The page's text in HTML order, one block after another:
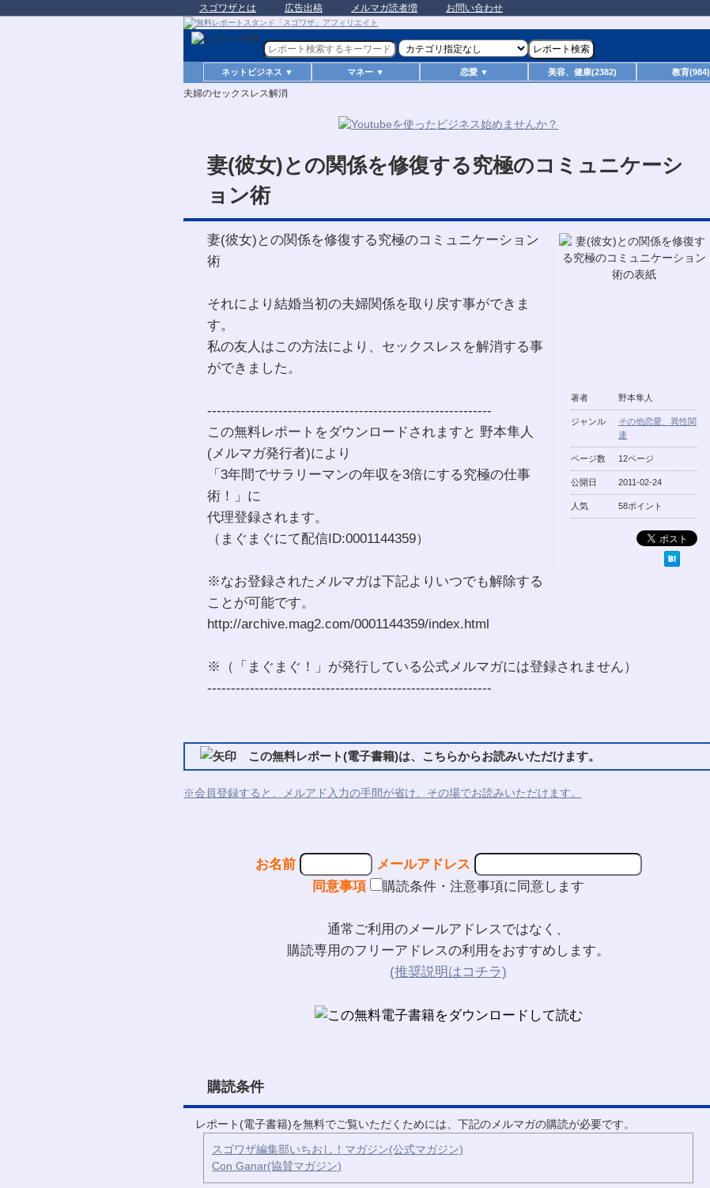
スゴワザとは 広告出稿 メルマガ読者増 お問い合わせ
ネットビジネス ▼ マネー ▼ 恋愛 ▼ 美容、健康(2382) 教育(984)
夫婦のセックスレス解消
妻(彼女)との関係を修復する究極のコミュニケーシ
ョン術
著者 野本隼人
ジャンル
その他恋愛、異性関
連
ページ数 12ページ
公開日 2011-02-24
人気 58ポイント
妻(彼女)との関係を修復する究極のコミュニケーション
術
それにより結婚当初の夫婦関係を取り戻す事ができま
す。
私の友人はこの方法により、セックスレスを解消する事
ができました。
------------------------------------------------------------
この無料レポートをダウンロードされますと 野本隼人
(メルマガ発行者)により
「3年間でサラリーマンの年収を3倍にする究極の仕事
術！」に
代理登録されます。
（まぐまぐにて配信ID:0001144359）
※なお登録されたメルマガは下記よりいつでも解除する
ことが可能です。
http://archive.mag2.com/0001144359/index.html
※（「まぐまぐ！」が発行している公式メルマガには登録されません）
------------------------------------------------------------
この無料レポート(電子書籍)は、こちらからお読みいただけます。
※会員登録すると、メルアド入力の手間が省け、その場でお読みいただけます。
お名前
メールアドレス
同意事項
購読条件・注意事項に同意します
通常ご利用のメールアドレスではなく、
購読専用のフリーアドレスの利用をおすすめします。
(推奨説明はコチラ)
購読条件
レポート(電子書籍)を無料でご覧いただくためには、下記のメルマガの購読が必要です。
スゴワザ編集部いちおし！マガジン(公式マガジン)
Con Ganar(協賛マガジン)